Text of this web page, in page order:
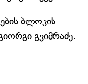
ბლოკის
გვიმრაძე.